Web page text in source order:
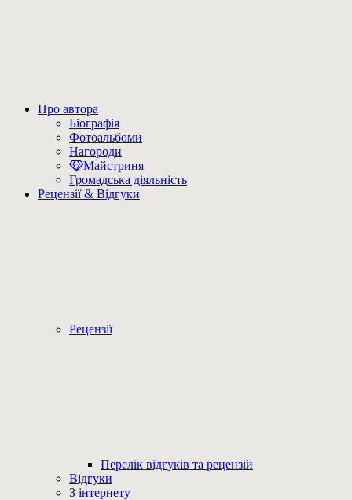
Про автора
Біографія
Фотоальбоми
Нагороди
Майстриня
Громадська діяльність
Рецензії & Відгуки
Рецензії
Перелік відгуків та рецензій
Відгуки
З інтернету